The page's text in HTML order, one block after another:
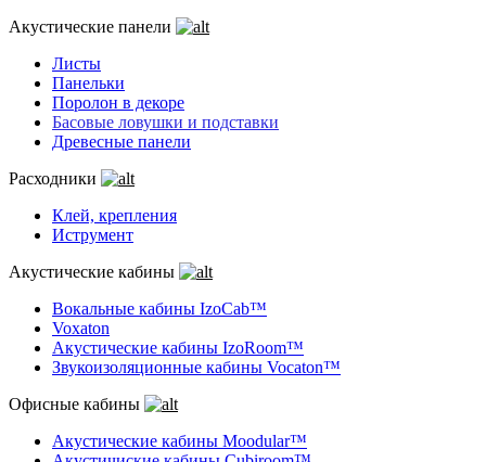
Акустические панели
Листы
Панельки
Поролон в декоре
Басовые ловушки и подставки
Древесные панели
Расходники
Клей, крепления
Иструмент
Акустические кабины
Вокальные кабины IzoCab™
Voxaton
Акустические кабины IzoRoom™
Звукоизоляционные кабины Vocaton™
Офисные кабины
Акустические кабины Moodular™